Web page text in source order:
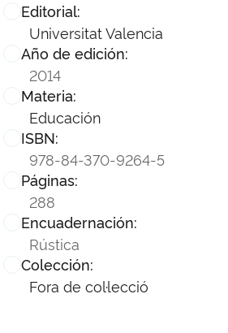
Editorial:
Universitat Valencia
Año de edición:
2014
Materia:
Educación
ISBN:
978-84-370-9264-5
Páginas:
288
Encuadernación:
Rústica
Colección:
Fora de col·lecció